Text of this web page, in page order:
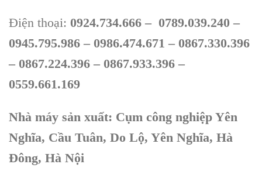
Điện thoại: 0924.734.666 – 0789.039.240 –
0945.795.986 – 0986.474.671 – 0867.330.396
– 0867.224.396 – 0867.933.396 –
0559.661.169
Nhà máy sản xuất: Cụm công nghiệp Yên
Nghĩa, Cầu Tuân, Do Lộ, Yên Nghĩa, Hà
Đông, Hà Nội